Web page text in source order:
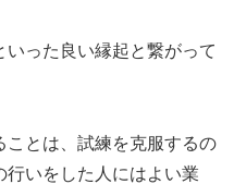
った良い縁起と繋がって
とは、試練を克服するの
行いをした人にはよい業